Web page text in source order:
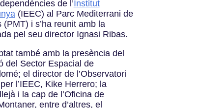
de l’Institut
(IEEC) al Parc Mediterrani de
i s’ha reunit amb la
pel seu director Ignasi Ribas.
també amb la presència del
del Sector Espacial de
el director de l’Observatori
l’IEEC, Kike Herrero; la
i la cap de l’Oficina de
entre d’altres, el